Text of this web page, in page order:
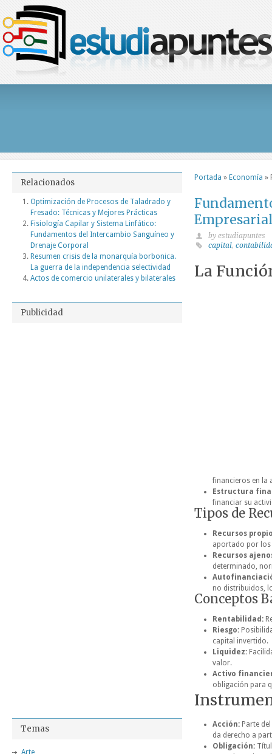
Portada » Economía »
by estudiapuntes
capital,
La
financieros en la
Estructura
financiar su
Tipos de
Recursos
aportado por los
Recursos
determinado,
no distribuidos,
Conceptos
Rentabilidad:
Riesgo:
capital invertido.
Liquidez:
valor.
Activo
obligación para
Acción: Parte
da derecho a
Obligación:
Relacionados
Optimización de Procesos de Taladrado y
Fresado: Técnicas y Mejores Prácticas
Fisiología Capilar y Sistema Linfático:
Fundamentos del Intercambio Sanguíneo y
Drenaje Corporal
Resumen crisis de la monarquía borbonica.
La guerra de la independencia selectividad
Actos de comercio unilaterales y bilaterales
Publicidad
Temas
Arte